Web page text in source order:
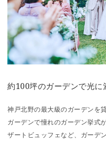
約100坪のガーデンで光に
神戸北野の最大級のガーデンを
ガーデンで憧れのガーデン挙式
ザートビュッフェなど、ガーデ